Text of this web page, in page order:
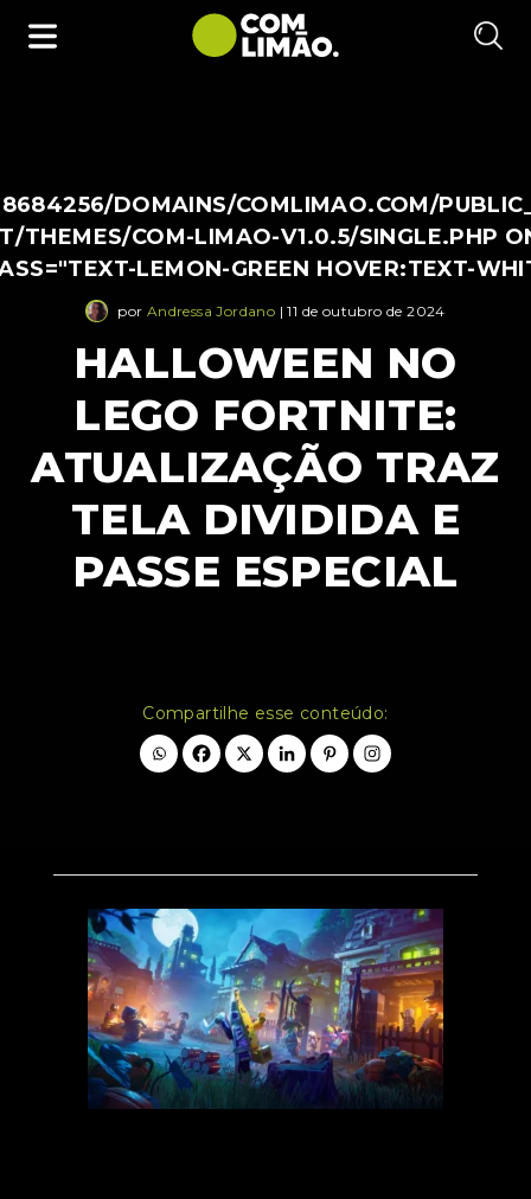
DOMAINS/COMLIMAO.COM/
THEMES/COM-LIMAO-V1.0.5/SINGLE.PHP
LEMON-GREEN HOVER:TEXT-
por Andressa Jordano | 11 de outubro de 2024
HALLOWEEN NO
LEGO FORTNITE:
ATUALIZAÇÃO TRAZ
TELA DIVIDIDA E
PASSE ESPECIAL
Compartilhe esse conteúdo: